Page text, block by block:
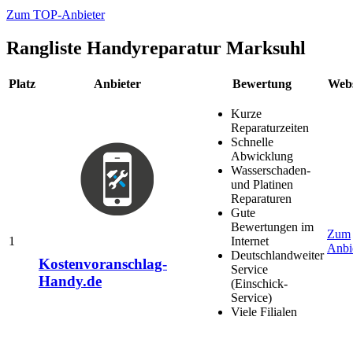
Zum TOP-Anbieter
Rangliste Handyreparatur Marksuhl
Platz Anbieter Bewertung
1
Kostenvoranschlag-
Handy.de
Kurze
Reparaturzeiten
Schnelle
Abwicklung
Wasserschaden-
und Platinen
Reparaturen
Gute
Bewertungen im
Internet
Deutschlandweiter
Service
(Einschick-
Service)
Viele Filialen
Zum